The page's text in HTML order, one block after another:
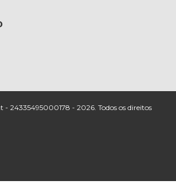
24335495000178 - 2026. Todos os direitos